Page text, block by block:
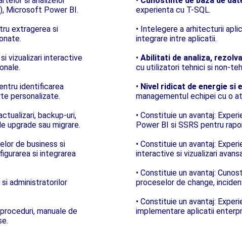
Microsoft Power BI.
extragerea si
vizualizari interactive
identificarea
personalizate.
backup-uri,
upgrade sau migrare.
de business si
si integrarea
administratorilor
manuale de
experienta cu T-SQL.
• Intelegere a arhitecturii
integrare intre aplicatii.
• Abilitati de analiza,
cu utilizatori tehnici si non-
• Nivel ridicat de energie si
managementul echipei cu o
• Constituie un avantaj:
Power BI si SSRS pentru
• Constituie un avantaj:
interactive si vizualizari
• Constituie un avantaj:
proceselor de change,
• Constituie un avantaj:
implementare aplicatii